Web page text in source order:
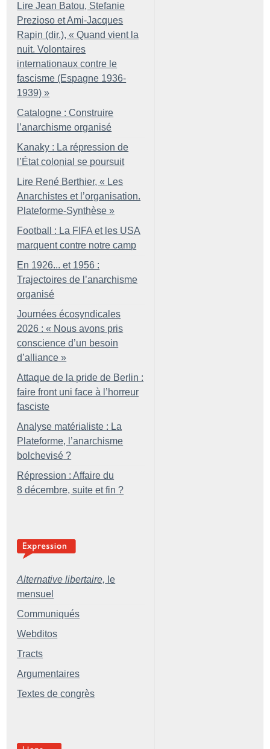
Lire Jean Batou, Stefanie
Prezioso et Ami-Jacques
Rapin (dir.), « Quand vient la
nuit. Volontaires
internationaux contre le
fascisme (Espagne 1936-
1939) »
Catalogne : Construire
l’anarchisme organisé
Kanaky : La répression de
l’État colonial se poursuit
Lire René Berthier, « Les
Anarchistes et l’organisation.
Plateforme-Synthèse »
Football : La FIFA et les USA
marquent contre notre camp
En 1926... et 1956 :
Trajectoires de l’anarchisme
organisé
Journées écosyndicales
2026 : « Nous avons pris
conscience d’un besoin
d’alliance »
Attaque de la pride de Berlin :
faire front uni face à l’horreur
fasciste
Analyse matérialiste : La
Plateforme, l’anarchisme
bolchevisé ?
Répression : Affaire du
8 décembre, suite et fin ?
Alternative libertaire, le
mensuel
Communiqués
Webditos
Tracts
Argumentaires
Textes de congrès